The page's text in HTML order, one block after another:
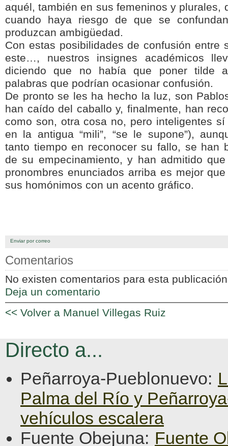
aquél, también en sus femeninos y plurales,
cuando haya riesgo de que se
produzcan ambigüedad.
Con estas posibilidades de confusión entre
este…, nuestros insignes académicos
diciendo que no había que poner tilde
palabras que podrían ocasionar confusión.
De pronto se les ha hecho la luz, son
han caído del caballo y, finalmente, han
como son, otra cosa no, pero inteligentes
en la antigua “mili”, “se le supone”),
tanto tiempo en reconocer su fallo, se han
de su empecinamiento, y han admitido
pronombres enunciados arriba es mejor
sus homónimos con un acento gráfico.
Enviar por correo
Comentarios
No existen comentarios para esta publicación
Deja un comentario
<< Volver a Manuel Villegas Ruiz
Directo a...
Peñarroya-Pueblonuevo:
Palma del Río y
vehículos escalera
Fuente Obejuna: Fuente